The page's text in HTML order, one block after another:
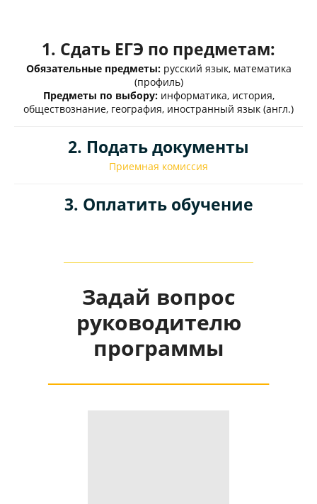
1. Сдать ЕГЭ по предметам:
Обязательные предметы:русский язык, математика
(профиль)
Предметы по выбору:информатика, история,
обществознание, география, иностранный язык (англ.)
2. Подать документы
Приемная комиссия
3. Оплатить обучение
Задай вопрос
руководителю
программы